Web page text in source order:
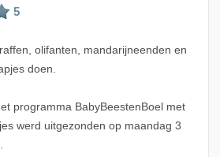
olifanten, mandarijneenden en
doen.
programma BabyBeestenBoel met
werd uitgezonden op maandag 3